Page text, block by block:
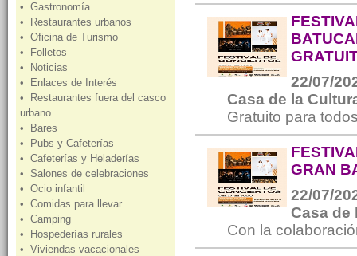
• Gastronomía
• Restaurantes urbanos
• Oficina de Turismo
• Folletos
• Noticias
• Enlaces de Interés
• Restaurantes fuera del casco
urbano
• Bares
• Pubs y Cafeterías
• Cafeterías y Heladerías
• Salones de celebraciones
• Ocio infantil
• Comidas para llevar
• Camping
• Hospederías rurales
• Viviendas vacacionales
22/07/
Casa de la
Gratuito para
GRAN
22/07/
Casa de
Con la